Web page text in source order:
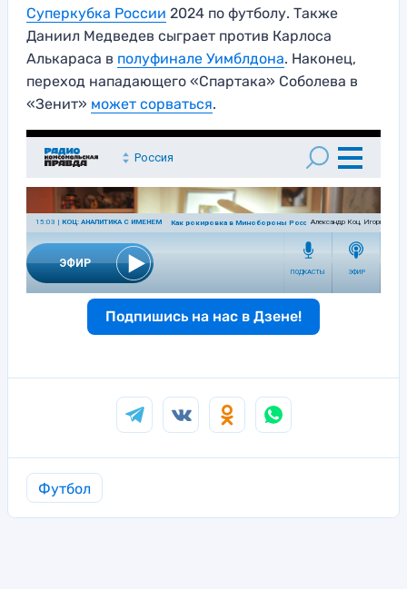
Суперкубка России 2024 по футболу. Также
Даниил Медведев сыграет против Карлоса
Алькараса в полуфинале Уимблдона. Наконец,
переход нападающего «Спартака» Соболева в
«Зенит» может сорваться.
Подпишись на нас в Дзене!
Футбол